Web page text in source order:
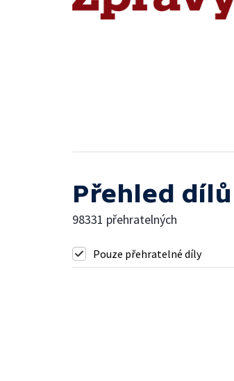
Přehled dílů
98331 přehratelných
Pouze přehratelné díly